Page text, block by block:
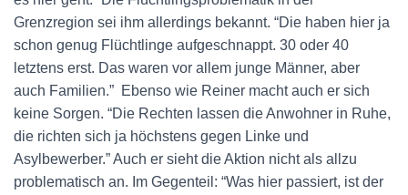
Grenzregion sei ihm allerdings bekannt. “Die haben hier ja
schon genug Flüchtlinge aufgeschnappt. 30 oder 40
letztens erst. Das waren vor allem junge Männer, aber
auch Familien.” Ebenso wie Reiner macht auch er sich
keine Sorgen. “Die Rechten lassen die Anwohner in Ruhe,
die richten sich ja höchstens gegen Linke und
Asylbewerber.” Auch er sieht die Aktion nicht als allzu
problematisch an. Im Gegenteil: “Was hier passiert, ist der